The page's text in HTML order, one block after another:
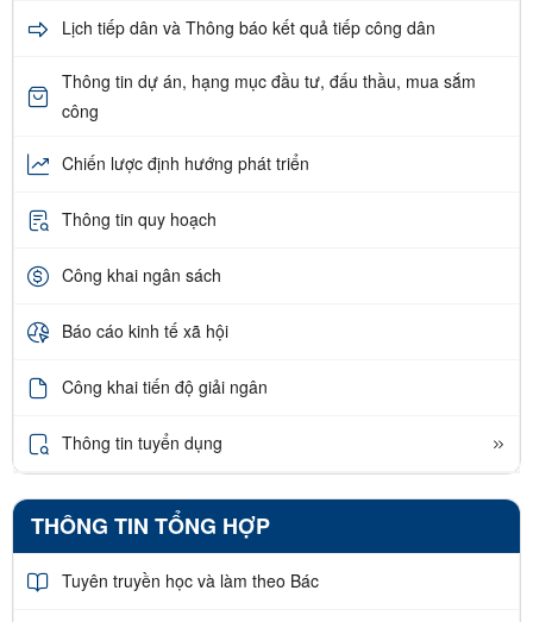
Lịch tiếp dân và Thông báo kết quả tiếp công dân
Thông tin dự án, hạng mục đầu tư, đấu thầu, mua sắm
công
Chiến lược định hướng phát triển
Thông tin quy hoạch
Công khai ngân sách
Báo cáo kinh tế xã hội
Công khai tiến độ giải ngân
Thông tin tuyển dụng
THÔNG TIN TỔNG HỢP
Tuyên truyền học và làm theo Bác